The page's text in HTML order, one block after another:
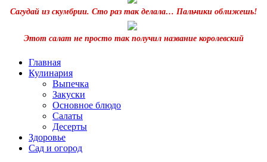
Сагудай из скумбрии. Сто раз так делала… Пальчики оближешь!
Этот салат не просто так получил название королевский
Главная
Кулинария
Выпечка
Закуски
Основное блюдо
Салаты
Десерты
Здоровье
Сад и огород